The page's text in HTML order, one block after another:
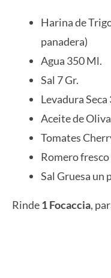
Harina de
panadera)
Agua 350 Ml.
Sal 7 Gr.
Levadura Seca
Aceite de
Tomates
Romero fresco
Sal Gruesa un
Rinde1 Focaccia,